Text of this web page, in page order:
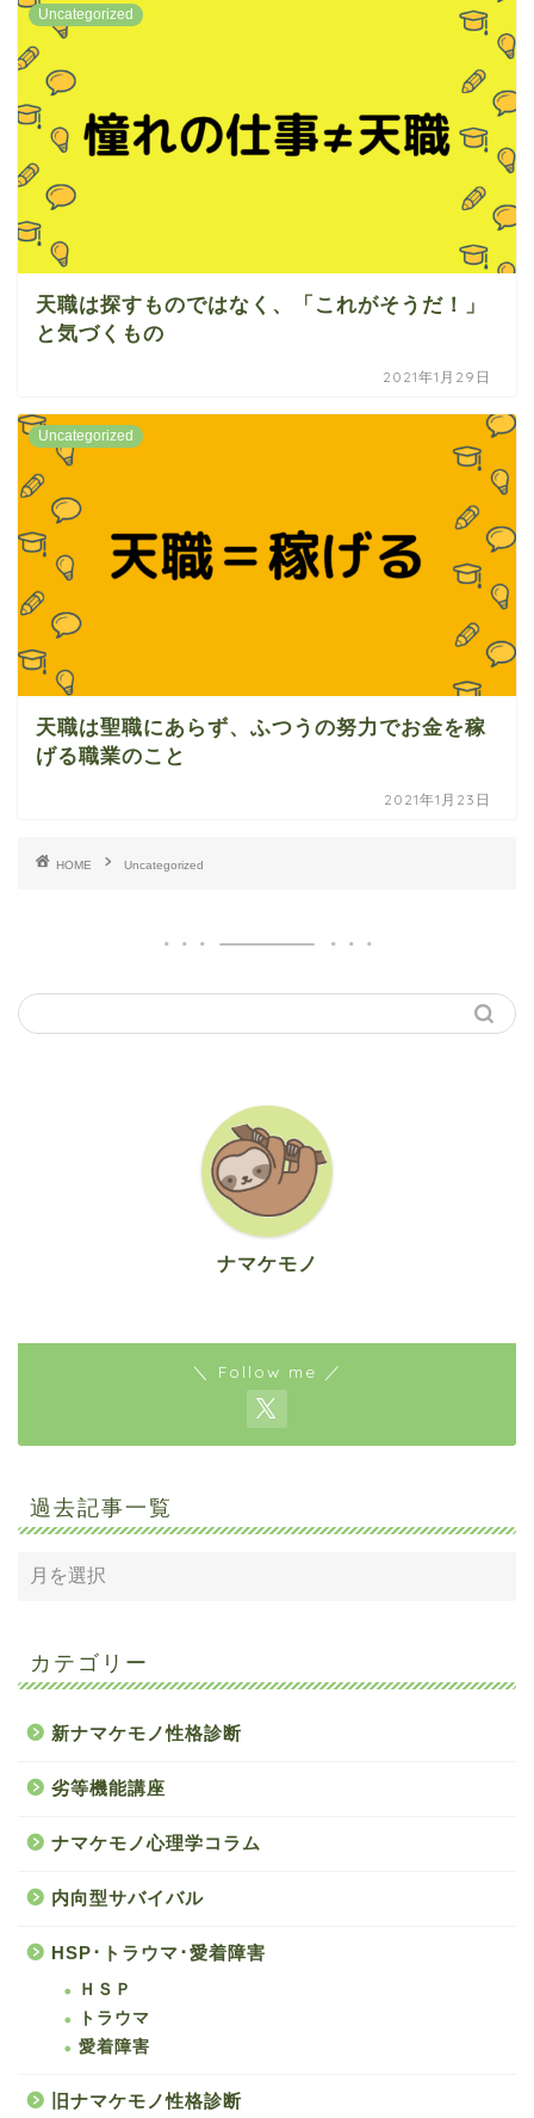
Uncategorized
天職は探すものではなく、「これがそうだ！」
と気づくもの
2021年1月29日
Uncategorized
天職は聖職にあらず、ふつうの努力でお金を稼
げる職業のこと
2021年1月23日
HOME Uncategorized
ナマケモノ
＼ Follow me ／
過去記事一覧
カテゴリー
新ナマケモノ性格診断
劣等機能講座
ナマケモノ心理学コラム
内向型サバイバル
HSP･トラウマ･愛着障害
ＨＳＰ
トラウマ
愛着障害
旧ナマケモノ性格診断